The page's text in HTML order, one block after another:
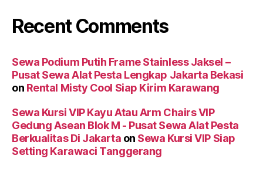
Recent Comments
Sewa Podium Putih Frame Stainless Jaksel –
Pusat Sewa Alat Pesta Lengkap Jakarta Bekasi
on Rental Misty Cool Siap Kirim Karawang
Sewa Kursi VIP Kayu Atau Arm Chairs VIP
Gedung Asean Blok M - Pusat Sewa Alat Pesta
Berkualitas Di Jakarta on Sewa Kursi VIP Siap
Setting Karawaci Tanggerang